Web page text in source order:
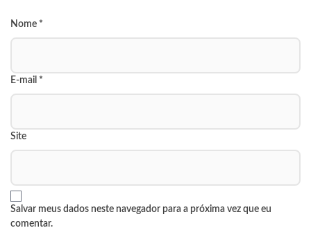
Nome *
E-mail *
Site
Salvar meus dados neste navegador para a próxima vez que eu
comentar.